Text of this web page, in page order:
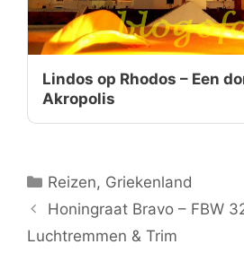
Lindos op Rhodos – Een
Akropolis
Categorieën
Reizen, Griekenland
Honingraat Bravo – FBW
Luchtremmen & Trim